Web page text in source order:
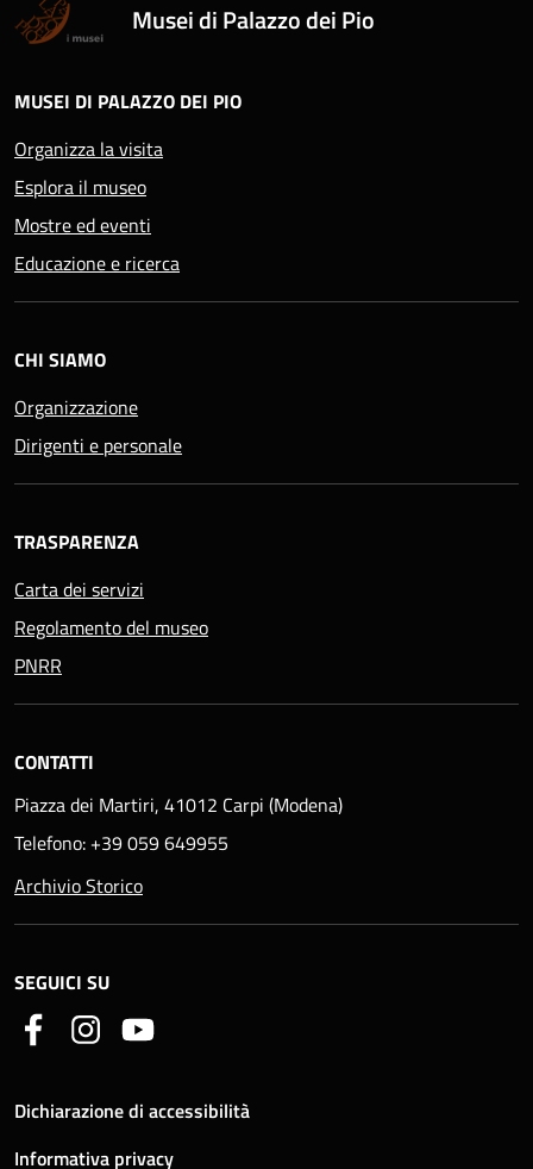
Musei di Palazzo dei Pio
MUSEI DI PALAZZO DEI PIO
Organizza la visita
Esplora il museo
Mostre ed eventi
Educazione e ricerca
CHI SIAMO
Organizzazione
Dirigenti e personale
TRASPARENZA
Carta dei servizi
Regolamento del museo
PNRR
CONTATTI
Piazza dei Martiri, 41012 Carpi (Modena)
Telefono: +39 059 649955
Archivio Storico
SEGUICI SU
Dichiarazione di accessibilità
Informativa privacy